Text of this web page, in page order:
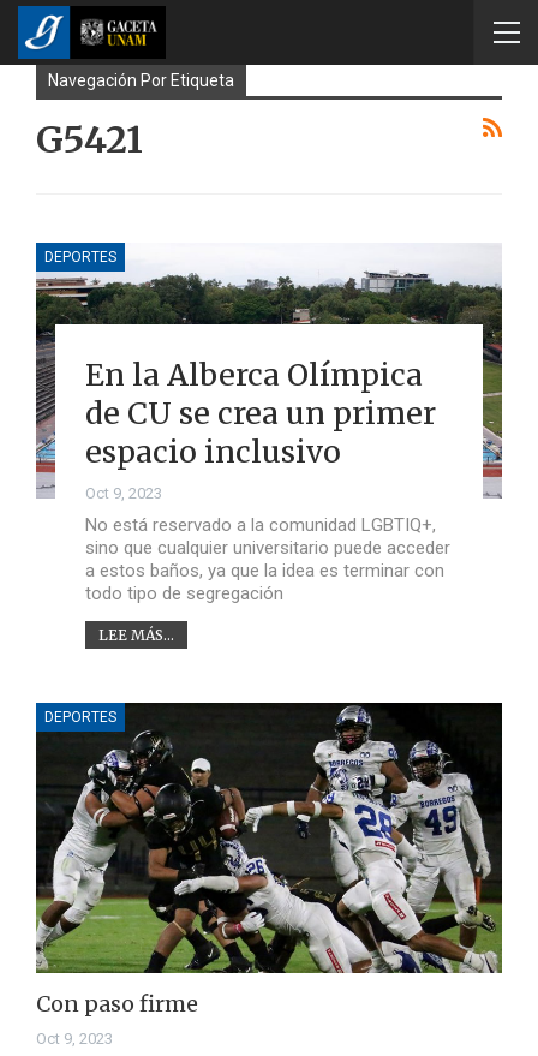
Navegación Por Etiqueta
G5421
DEPORTES
En la Alberca Olímpica
de CU se crea un primer
espacio inclusivo
Oct 9, 2023
No está reservado a la comunidad LGBTIQ+,
sino que cualquier universitario puede acceder
a estos baños, ya que la idea es terminar con
todo tipo de segregación
LEE MÁS...
DEPORTES
Con paso firme
Oct 9, 2023